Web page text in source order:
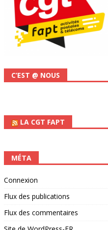
C’EST @ NOUS
LA CGT FAPT
MÉTA
Connexion
Flux des publications
Flux des commentaires